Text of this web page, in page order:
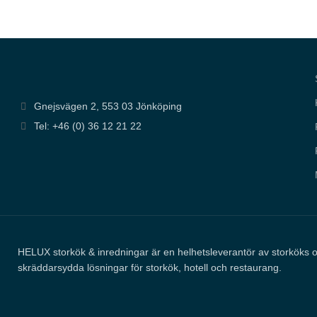
Gnejsvägen 2, 553 03 Jönköping
Tel: +46 (0) 36 12 21 22
HELUX storkök & inredningar är en helhetsleverantör av
skräddarsydda lösningar för storkök, hotell och restaurang.
funktionalitet
används.
ditt besök.
kakorna
kommer